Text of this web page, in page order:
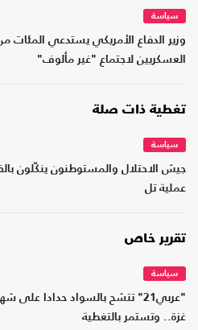
سياسة
وزير الدفاع الأمريكي يستدعي المئات
العسكريين لاجتماع "غير مألوف"
تغطية ذات صلة
سياسة
جيش الاحتلال والمستوطنون ينكّلون
عملية تل
تقرير خاص
سياسة
"عربي21" تتشح بالسواد حدادا
غزة.. وتستمر بالتغطية